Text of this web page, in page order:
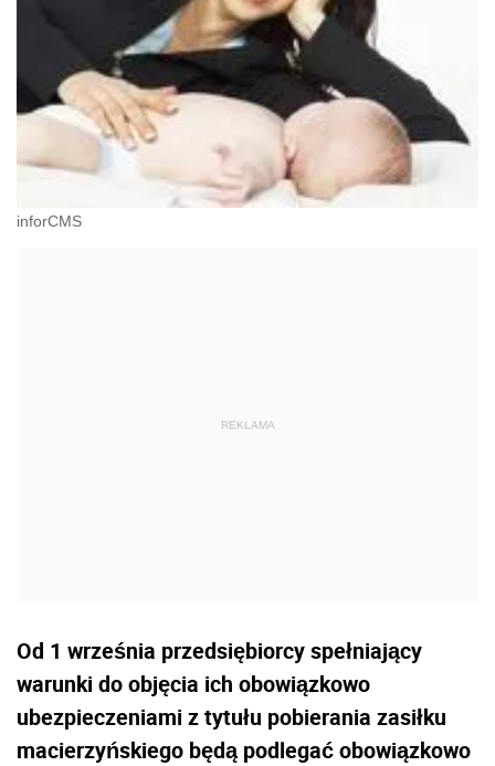
inforCMS
Od 1 września przedsiębiorcy spełniający
warunki do objęcia ich obowiązkowo
ubezpieczeniami z tytułu pobierania zasiłku
macierzyńskiego będą podlegać obowiązkowo